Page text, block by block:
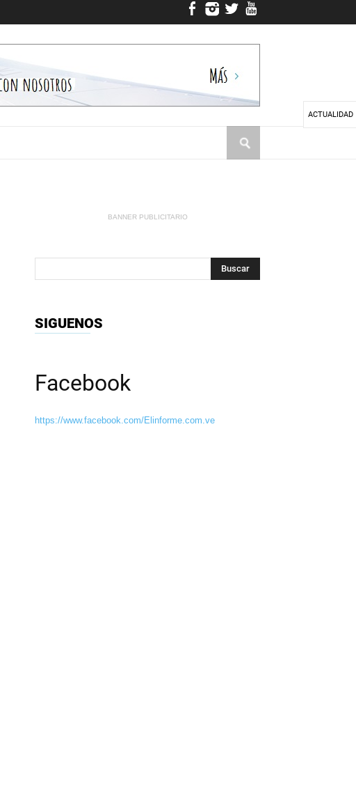
BANNER PUBLICITARIO
SIGUENOS
Facebook
https://www.facebook.com/Elinforme.com.ve
ACTUALIDAD